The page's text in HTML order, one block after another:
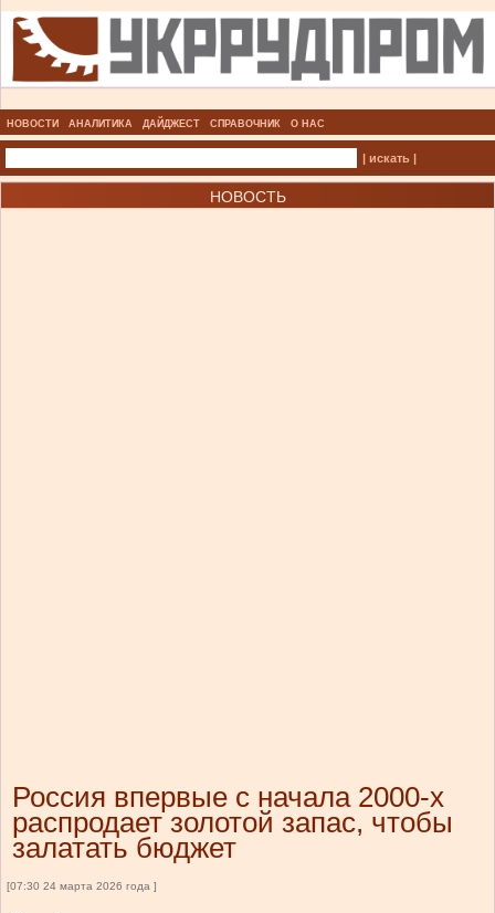
НОВОСТИ АНАЛИТИКА ДАЙДЖЕСТ СПРАВОЧНИК О НАС
| искать |
НОВОСТЬ
Россия впервые с начала 2000-х
распродает золотой запас, чтобы
залатать бюджет
[07:30 24 марта 2026 года ]